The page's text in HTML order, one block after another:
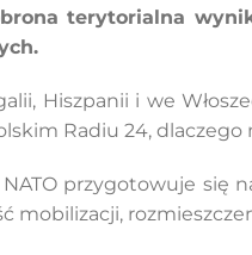
terytorialna
Hiszpanii i we
Radiu 24,
NATO przygotowuje
mobilizacji,